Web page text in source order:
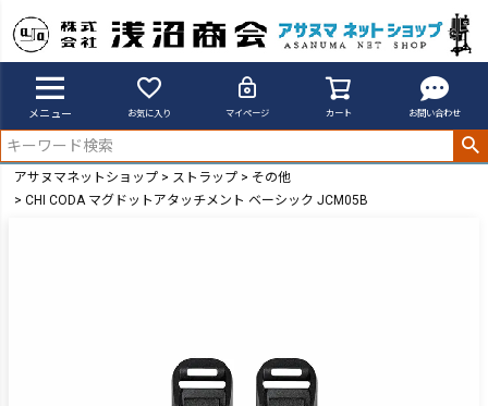
メニュー お気に入り マイページ カート お問い合わせ
アサヌマネットショップ ストラップ
その他
CHI CODA マグドットアタッチメント ベーシック JCM05B